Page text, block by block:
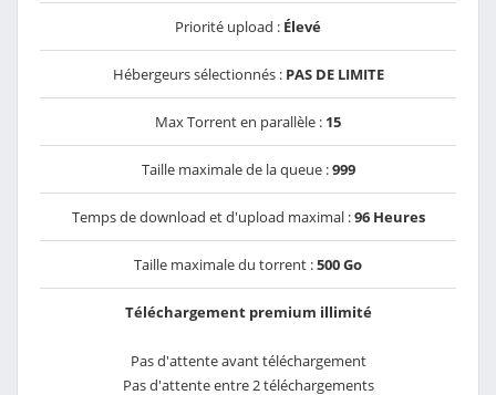
Priorité upload : Élevé
Hébergeurs sélectionnés : PAS DE LIMITE
Max Torrent en parallèle : 15
Taille maximale de la queue :999
Temps de download et d'upload maximal :96 Heures
Taille maximale du torrent :500 Go
Téléchargement premium illimité
Pas d'attente avant téléchargement
Pas d'attente entre 2 téléchargements